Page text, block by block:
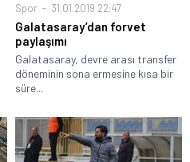
Spor 31.01.2019 22:47
Galatasaray’dan forvet
paylaşımı
Galatasaray, devre arası transfer
döneminin sona ermesine kısa bir
süre...